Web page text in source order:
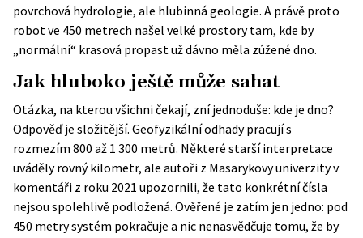
povrchová hydrologie, ale hlubinná geologie. A právě proto
robot ve 450 metrech našel velké prostory tam, kde by
„normální“ krasová propast už dávno měla zúžené dno.
Jak hluboko ještě může sahat
Otázka, na kterou všichni čekají, zní jednoduše: kde je dno?
Odpověď je složitější. Geofyzikální odhady pracují s
rozmezím 800 až 1 300 metrů. Některé starší interpretace
uváděly rovný kilometr, ale autoři z Masarykovy univerzity v
komentáři z roku 2021 upozornili, že tato konkrétní čísla
nejsou spolehlivě podložená. Ověřené je zatím jen jedno: pod
450 metry systém pokračuje a nic nenasvědčuje tomu, že by